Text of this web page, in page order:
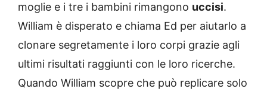
moglie e i tre i bambini rimangono uccisi.
William è disperato e chiama Ed per aiutarlo a
clonare segretamente i loro corpi grazie agli
ultimi risultati raggiunti con le loro ricerche.
Quando William scopre che può replicare solo